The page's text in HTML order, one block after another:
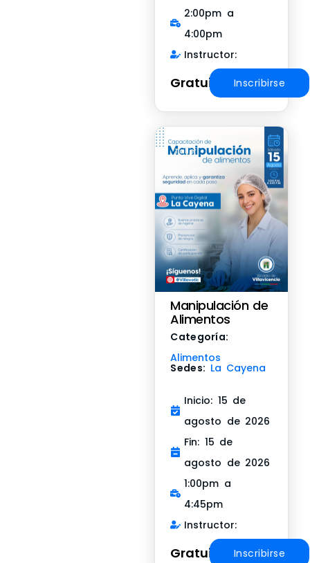
2:00pm a
4:00pm
Instructor:
Gratuito Inscribirse
Taller
Manipulación de
Alimentos
Categoría:
Alimentos
Sedes: La Cayena
Inicio: 15 de
agosto de 2026
Fin: 15 de
agosto de 2026
1:00pm a
4:45pm
Instructor:
Gratuito Inscribirse